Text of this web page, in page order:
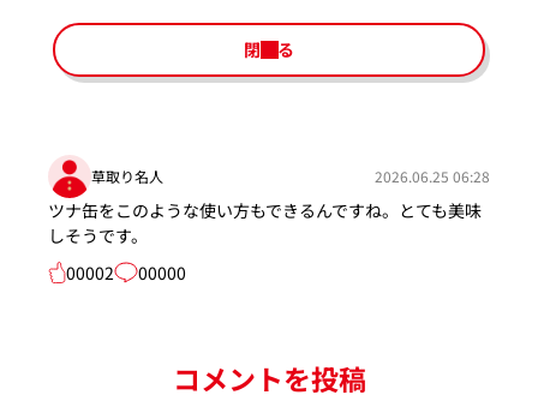
閉じる
草取り名人 2026.06.25 06:28
ツナ缶をこのような使い方もできるんですね。とても美味
しそうです。
00002
00000
コメントを投稿